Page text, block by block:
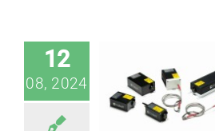
12
08, 2024